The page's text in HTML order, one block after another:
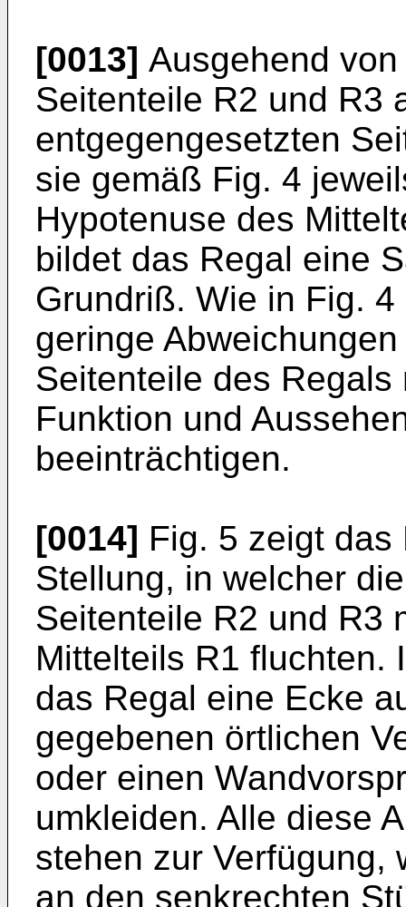
[0013] Ausgehend
Seitenteile R2 und R3
entgegengesetzten
sie gemäß Fig. 4
Hypotenuse des
bildet das Regal eine
Grundriß. Wie in Fig.
geringe
Seitenteile des
Funktion und
beeinträchtigen.
[0014] Fig. 5 zeigt
Stellung, in wel­cher
Seitenteile R2 und R3
Mittelteils R1 fluchten.
das Regal eine Ecke
gegebenen örtlichen
oder einen
umkleiden. Alle diese
stehen zur Verfügung,
an den senk­rechten